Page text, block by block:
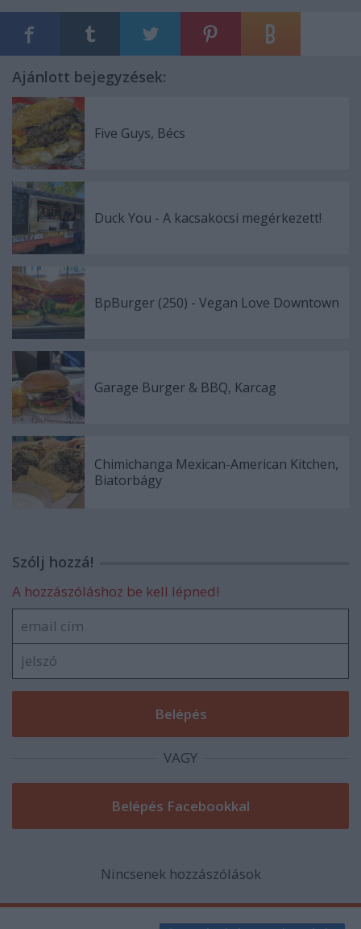
Ajánlott bejegyzések:
Five Guys, Bécs
Duck You - A kacsakocsi megérkezett!
BpBurger (250) - Vegan Love Downtown
Garage Burger & BBQ, Karcag
Chimichanga Mexican-American Kitchen,
Biatorbágy
Szólj hozzá!
A hozzászóláshoz be kell lépned!
VAGY
Nincsenek hozzászólások